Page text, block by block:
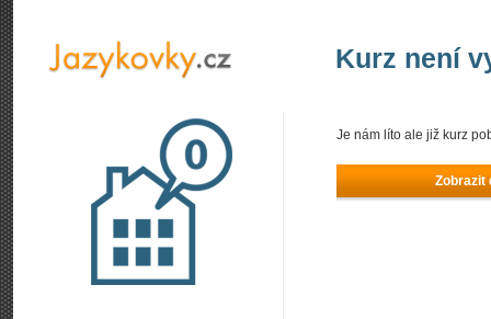
Kurz není
Je nám líto ale již kurz
Zobrazit